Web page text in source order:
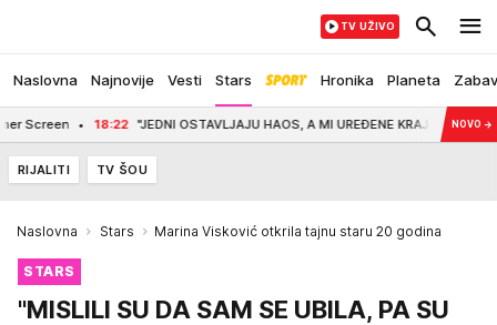
Naslovna Najnovije Vesti Stars Hronika Planeta
TV UŽIVO
18:22 "JEDNI OSTAVLJAJU HAOS, A MI UREĐENE KRAJEVE" SNS
NOVO →
RIJALITI TV ŠOU
Naslovna Stars Marina Visković otkrila tajnu staru 20 godina
STARS
"MISLILI SU DA SAM SE UBILA, PA SU